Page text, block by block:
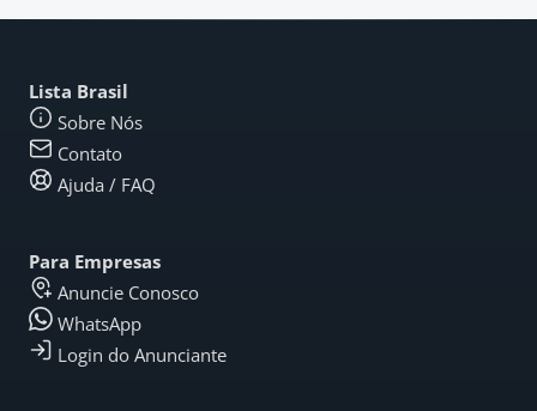
Lista Brasil
Sobre Nós
Contato
Ajuda / FAQ
Para Empresas
Anuncie Conosco
WhatsApp
Login do Anunciante